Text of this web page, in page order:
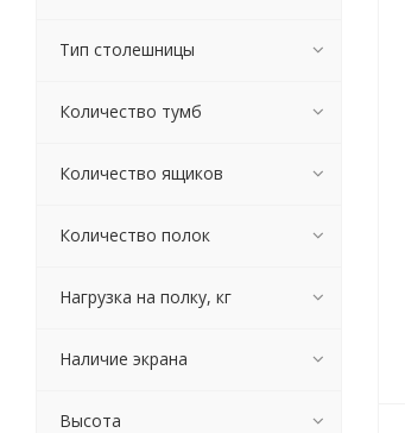
Тип столешницы
Количество тумб
Количество ящиков
Количество полок
Нагрузка на полку, кг
Наличие экрана
Высота